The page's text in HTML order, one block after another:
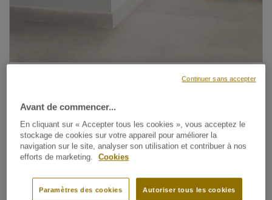
Voir tous les décors (175)
Avant de commencer...
En cliquant sur « Accepter tous les cookies », vous acceptez le
stockage de cookies sur votre appareil pour améliorer la
navigation sur le site, analyser son utilisation et contribuer à nos
efforts de marketing.
Cookies
Autoriser tous les cookies
Paramètres des cookies
Continuer sans accepter